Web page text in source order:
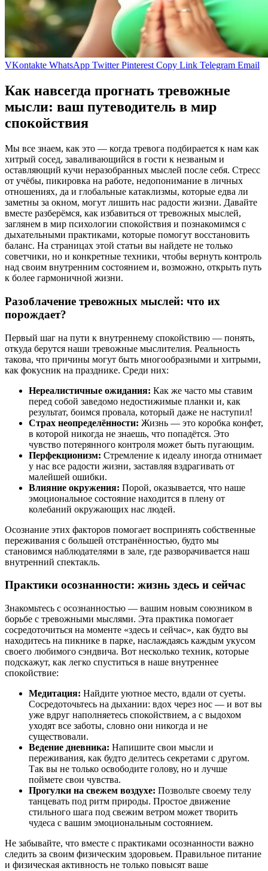
VKontakte WhatsApp Twitter Pinterest Copy Link Telegram Email
Как навсегда прогнать тревожные
мысли: ваш путеводитель в мир
спокойствия
Мы все знаем, как это — когда тревога подбирается к нам как
хитрый сосед, заваливающийся в гости к незваным и
оставляющий кучи неразобранных мыслей после себя. Стресс
от учёбы, пикировка на работе, недопонимание в личных
отношениях, да и глобальные катаклизмы, которые едва ли
заметны за окном, могут лишить нас радости жизни. Давайте
вместе разберёмся, как избавиться от тревожных мыслей,
заглянем в мир психологии спокойствия и познакомимся с
дыхательными практиками, которые помогут восстановить
баланс. На страницах этой статьи вы найдете не только
советчики, но и конкретные техники, чтобы вернуть контроль
над своим внутренним состоянием и, возможно, открыть путь
к более гармоничной жизни.
Разоблачение тревожных мыслей: что их
порождает?
Первый шаг на пути к внутреннему спокойствию — понять,
откуда берутся наши тревожные мыслителия. Реальность
такова, что причины могут быть многообразными и хитрыми,
как фокусник на празднике. Среди них:
Нереалистичные ожидания: Как же часто мы ставим
перед собой заведомо недостижимые планки и, как
результат, боимся провала, который даже не наступил!
Страх неопределённости: Жизнь — это коробка конфет,
в которой никогда не знаешь, что попадётся. Это
чувство потерянного контроля может быть пугающим.
Перфекционизм: Стремление к идеалу иногда отнимает
у нас все радости жизни, заставляя вздрагивать от
малейшей ошибки.
Влияние окружения: Порой, оказывается, что наше
эмоциональное состояние находится в плену от
колебаний окружающих нас людей.
Осознание этих факторов помогает воспринять собственные
переживания с большей отстранённостью, будто мы
становимся наблюдателями в зале, где разворачивается наш
внутренний спектакль.
Практики осознанности: жизнь здесь и сейчас
Знакомьтесь с осознанностью — вашим новым союзником в
борьбе с тревожными мыслями. Эта практика помогает
сосредоточиться на моменте «здесь и сейчас», как будто вы
находитесь на пикнике в парке, наслаждаясь каждым укусом
своего любимого сэндвича. Вот несколько техник, которые
подскажут, как легко спуститься в наше внутреннее
спокойствие:
Медитация: Найдите уютное место, вдали от суеты.
Сосредоточьтесь на дыхании: вдох через нос — и вот вы
уже вдруг наполняетесь спокойствием, а с выдохом
уходят все заботы, словно они никогда и не
существовали.
Ведение дневника: Напишите свои мысли и
переживания, как будто делитесь секретами с другом.
Так вы не только освободите голову, но и лучше
поймете свои чувства.
Прогулки на свежем воздухе: Позвольте своему телу
танцевать под ритм природы. Простое движение
стильного шага под свежим ветром может творить
чудеса с вашим эмоциональным состоянием.
Не забывайте, что вместе с практиками осознанности важно
следить за своим физическим здоровьем. Правильное питание
и физическая активность не только повысят ваше